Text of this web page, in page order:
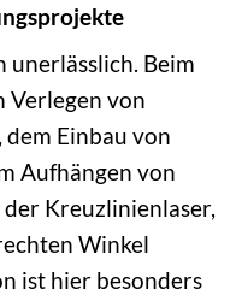
unerlässlich. Beim
Verlegen von
dem Einbau von
Aufhängen von
Kreuzlinienlaser,
Winkel
ist hier besonders